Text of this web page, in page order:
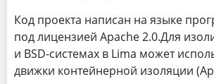
Код проекта написан на языке
под лицензией Apache 2.0.Для
и BSD-системах в Lima может
движки контейнерной изоляции